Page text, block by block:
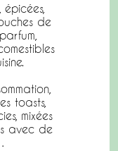
épicées,
de
toasts,
mixées
avec de